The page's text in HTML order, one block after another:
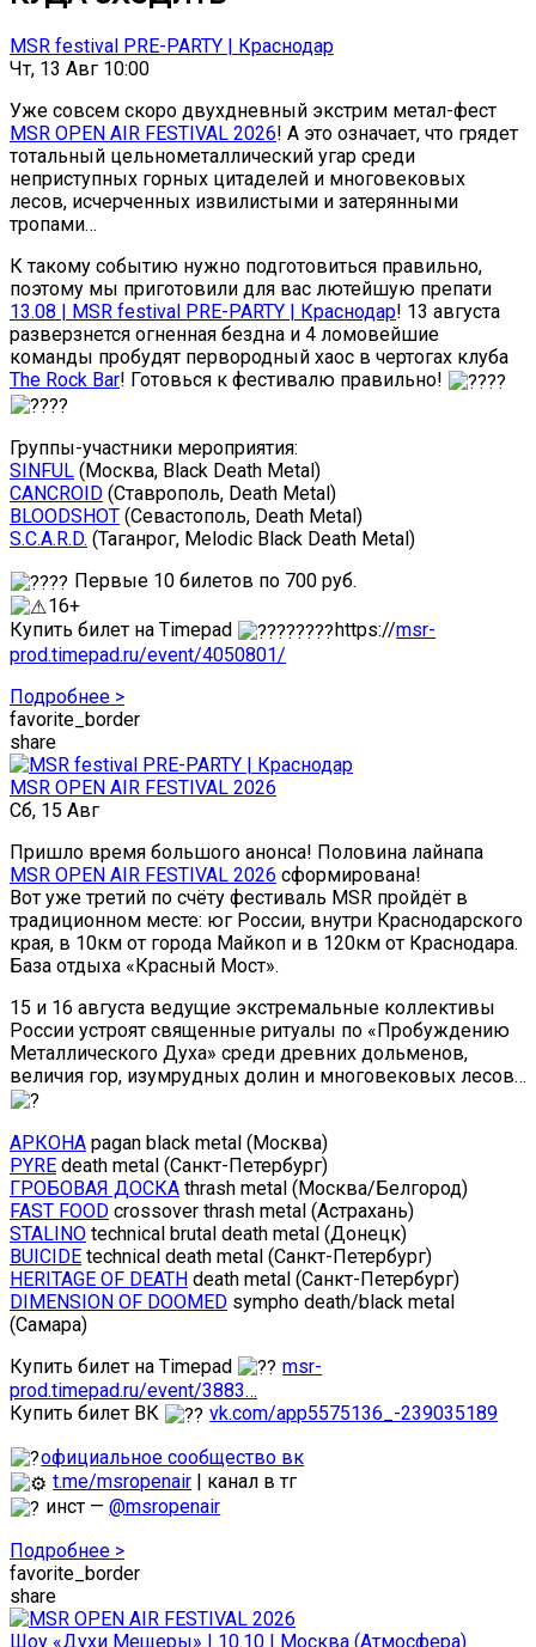
MSR festival PRE-PARTY | Краснодар
Чт, 13 Авг 10:00
Уже совсем скоро двухдневный экстрим метал-фест
MSR OPEN AIR FESTIVAL 2026! А это означает, что грядет
тотальный цельнометаллический угар среди
неприступных горных цитаделей и многовековых
лесов, исчерченных извилистыми и затерянными
тропами…
К такому событию нужно подготовиться правильно,
поэтому мы приготовили для вас лютейшую препати
13.08 | MSR festival PRE-PARTY | Краснодар! 13 августа
разверзнется огненная бездна и 4 ломовейшие
команды пробудят первородный хаос в чертогах клуба
The Rock Bar! Готовься к фестивалю правильно!
Группы-участники мероприятия:
SINFUL (Москва, Black Death Metal)
CANCROID (Ставрополь, Death Metal)
BLOODSHOT (Севастополь, Death Metal)
S.C.A.R.D. (Таганрог, Melodic Black Death Metal)
Первые 10 билетов по 700 руб.
16+
Купить билет на Timepad
https://msr-
prod.timepad.ru/event/4050801/
Подробнее >
favorite_border
share
MSR OPEN AIR FESTIVAL 2026
Сб, 15 Авг
Пришло время большого анонса! Половина лайнапа
MSR OPEN AIR FESTIVAL 2026 сформирована!
Вот уже третий по счёту фестиваль MSR пройдёт в
традиционном месте: юг России, внутри Краснодарского
края, в 10км от города Майкоп и в 120км от Краснодара.
База отдыха «Красный Мост».
15 и 16 августа ведущие экстремальные коллективы
России устроят священные ритуалы по «Пробуждению
Металлического Духа» среди древних дольменов,
величия гор, изумрудных долин и многовековых лесов…
АРКОНА pagan black metal (Москва)
PYRE death metal (Санкт-Петербург)
ГРОБОВАЯ ДОСКА thrash metal (Москва/Белгород)
FAST FOOD crossover thrash metal (Астрахань)
STALINO technical brutal death metal (Донецк)
BUICIDE technical death metal (Санкт-Петербург)
HERITAGE OF DEATH death metal (Санкт-Петербург)
DIMENSION OF DOOMED sympho death/black metal
(Самара)
Купить билет на Timepad
msr-
prod.timepad.ru/event/3883…
Купить билет ВК
vk.com/app5575136_-239035189
официальное сообщество вк
t.me/msropenair | канал в тг
инст —@msropenair
Подробнее >
favorite_border
share
Шоу «Духи Мещеры» | 10.10 | Москва (Атмосфера)